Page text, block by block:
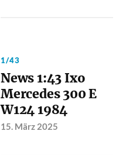
1/43
News 1:43 Ixo
Mercedes 300 E
W124 1984
15. März 2025